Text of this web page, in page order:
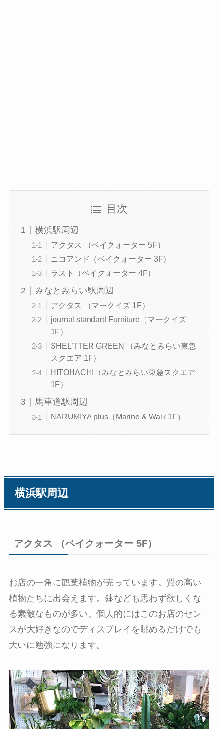
目次
横浜駅周辺
アクタス （ベイクォーター 5F）
ニコアンド（ベイクォーター 3F）
ラスト（ベイクォーター 4F）
みなとみらい駅周辺
アクタス （マークイズ 1F）
journal standard Furniture（マークイズ
1F）
SHEL’TTER GREEN （みなとみらい東急
スクエア 1F）
HITOHACHI（みなとみらい東急スクエア
1F）
馬車道駅周辺
NARUMIYA plus（Marine & Walk 1F）
横浜駅周辺
アクタス （ベイクォーター 5F）
お店の一角に観葉植物が売っています。質の高い
植物たちに出会えます。鉢なども思わず欲しくな
る素敵なものが多い。個人的にはこのお店のセン
スが大好きなのでディスプレイを眺めるだけでも
大いに勉強になります。